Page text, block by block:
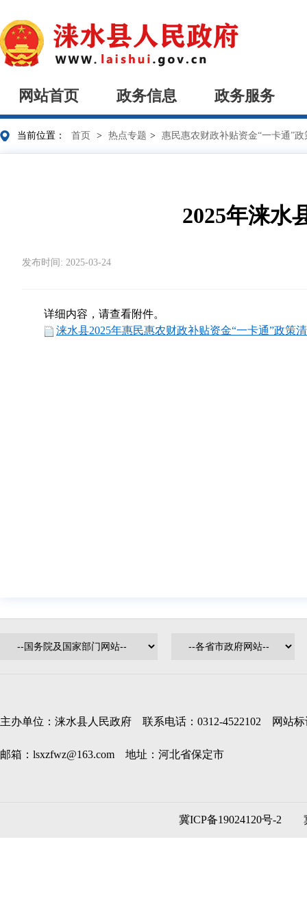
网站首页 政务信息 政务服务
当前位置： 首页 > 热点专题 > 惠民惠农财政补贴资金“一卡通”政
2025年涞水
发布时间: 2025-03-24
详细内容，请查看附件。
涞水县2025年惠民惠农财政补贴资金“一卡通”政策
主办单位：涞水县人民政府 联系电话：0312-4522102 网站标
邮箱：lsxzfwz@163.com 地址：河北省保定市
冀ICP备19024120号-2